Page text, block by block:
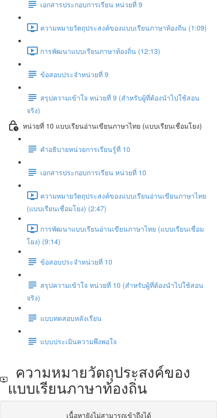
เอกสารประกอบการเรียน หน่วยที่ 9
ความหมายวัตถุประสงค์ของแบบเรียนภาษาท้องถิ่น (1:09)
การพัฒนาแบบเรียนภาษาท้องถิ่น (12:13)
ข้อสอบประจำหน่วยที่ 9
สรุปความเข้าใจ หน่วยที่ 9 (สำหรับผู้ที่ต้องนำไปใช้สอน
จริง)
หน่วยที่ 10 แบบเรียนอ่านเขียนภาษาไทย (แบบเรียนเชื่อมโยง)
คำอธิบายหน่วยการเรียนรู้ที่ 10
เอกสารประกอบการเรียน หน่วยที่ 10
ความหมายวัตถุประสงค์ของแบบเรียนอ่านเขียนภาษาไทย
(แบบเรียนเชื่อมโยง) (2:47)
การพัฒนาแบบเรียนอ่านเขียนภาษาไทย (แบบเรียนเชื่อม
โยง) (9:14)
ข้อสอบประจำหน่วยที่ 10
สรุปความเข้าใจ หน่วยที่ 10 (สำหรับผู้ที่ต้องนำไปใช้สอน
จริง)
แบบทดสอบหลังเรียน
แบบประเมินความพึงพอใจ
ความหมายวัตถุประสงค์ของ
แบบเรียนภาษาท้องถิ่น
เนื้อหายังไม่สามารถเข้าถึงได้